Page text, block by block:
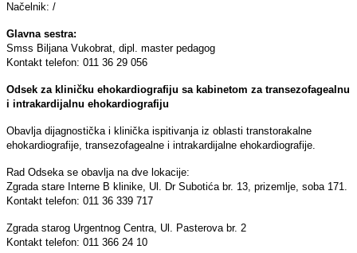
Načelnik: /
Glavna sestra:
Smss Bilјana Vukobrat, dipl. master pedagog
Kontakt telefon: 011 36 29 056
Odsek za kliničku ehokardiografiju sa kabinetom za transezofagealnu
i intrakardijalnu ehokardiografiju
Obavlјa dijagnostička i klinička ispitivanja iz oblasti transtorakalne
ehokardiografije, transezofagealne i intrakardijalne ehokardiografije.
Rad Odseka se obavlјa na dve lokacije:
Zgrada stare Interne B klinike, Ul. Dr Subotića br. 13, prizemlјe, soba 171.
Kontakt telefon: 011 36 339 717
Zgrada starog Urgentnog Centra, Ul. Pasterova br. 2
Kontakt telefon: 011 366 24 10